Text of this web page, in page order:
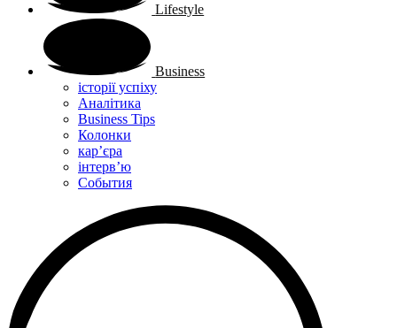
Lifestyle
Business
історії успіху
Аналітика
Business Tips
Колонки
кар’єра
інтерв’ю
Cобытия